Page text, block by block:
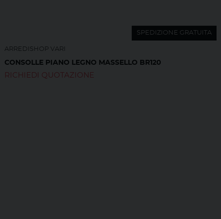
SPEDIZIONE GRATUITA
ARREDISHOP VARI
CONSOLLE PIANO LEGNO MASSELLO BR120
RICHIEDI QUOTAZIONE